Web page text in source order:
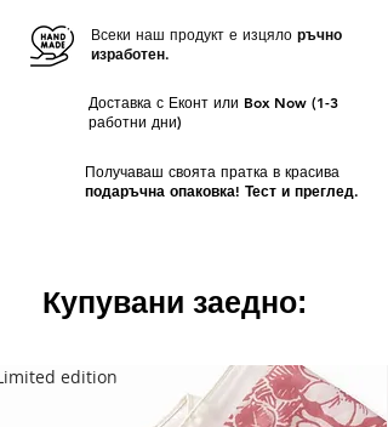
Всеки наш продукт е изцяло ръчно
изработен.
Доставка с Еконт или Box Now (1-3
работни дни)
Получаваш своята пратка в красива
подаръчна опаковка! Тест и преглед.
Купувани заедно:
edition